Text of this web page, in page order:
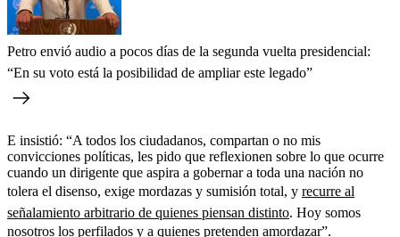
Petro envió audio a pocos días de la segunda vuelta presidencial:
“En su voto está la posibilidad de ampliar este legado”
E insistió: “A todos los ciudadanos, compartan o no mis
convicciones políticas, les pido que reflexionen sobre lo que ocurre
cuando un dirigente que aspira a gobernar a toda una nación no
tolera el disenso, exige mordazas y sumisión total, y recurre al
señalamiento arbitrario de quienes piensan distinto. Hoy somos
nosotros los perfilados y a quienes pretenden amordazar”.